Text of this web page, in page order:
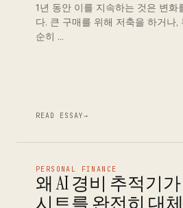
1년 동안 이를 지속하는 것은 변화
다. 큰 구매를 위해 저축을 하거나,
순히 …
READ ESSAY→
PERSONAL FINANCE
왜 AI 경비 추적기
시트를 완전히 대